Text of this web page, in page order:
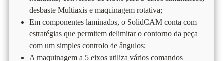
desbaste Multiaxis e maquinagem rotativa;
Em componentes laminados, o SolidCAM conta com
estratégias que permitem delimitar o contorno da peça
com um simples controlo de ângulos;
A maquinagem a 5 eixos utiliza vários comandos